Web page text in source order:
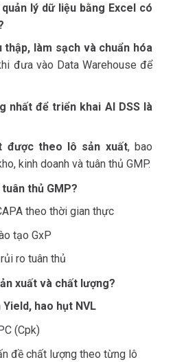
lý dữ liệu bằng Excel có
thập, làm sạch và chuẩn hóa
đưa vào Data Warehouse để
nhất để triển khai AI DSS là
được theo lô sản xuất, bao
kinh doanh và tuân thủ GMP.
thủ GMP?
theo thời gian thực
tạo GxP
ro tuân thủ
xuất và chất lượng?
Yield, hao hụt NVL
(Cpk)
đề chất lượng theo từng lô